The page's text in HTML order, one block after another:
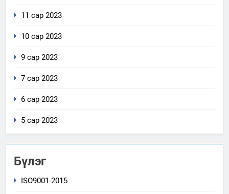
11 сар 2023
10 сар 2023
9 сар 2023
7 сар 2023
6 сар 2023
5 сар 2023
Бүлэг
ISO9001-2015